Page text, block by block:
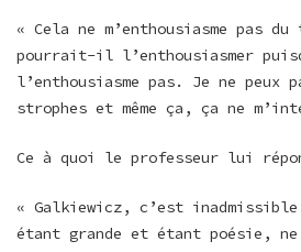
« Cela ne m’enthousiasme pas
pourrait-il l’enthousiasmer
l’enthousiasme pas. Je ne
strophes et même ça, ça ne
Ce à quoi le professeur lui
« Galkiewicz, c’est
étant grande et étant poésie, ne